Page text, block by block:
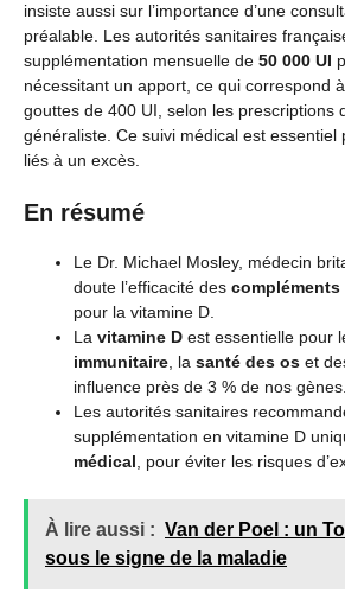
insiste aussi sur l’importance d’une
préalable. Les autorités sanitaires
supplémentation mensuelle de 50 000 UI
nécessitant un apport, ce qui correspond
gouttes de 400 UI, selon les prescriptions
généraliste. Ce suivi médical est essentiel
liés à un excès.
En résumé
Le Dr. Michael Mosley, médecin
doute l’efficacité des
pour la vitamine D.
La vitamine D est essentielle pour
immunitaire, la santé des os et
influence près de 3 % de nos gènes.
Les autorités sanitaires
supplémentation en vitamine D
médical, pour éviter les risques
À lire aussi : Van der Poel : un
sous le signe de la maladie